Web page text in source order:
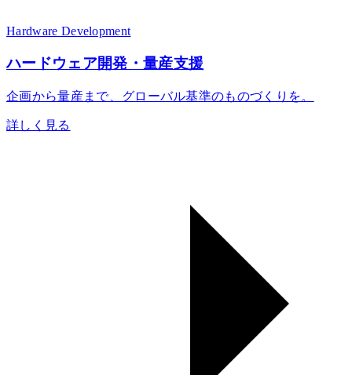
Hardware Development
ハードウェア開発・量産支援
企画から量産まで、グローバル基準のものづくりを。
詳しく見る